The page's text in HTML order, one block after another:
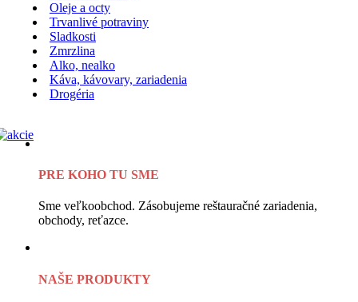
Oleje a octy
Trvanlivé potraviny
Sladkosti
Zmrzlina
Alko, nealko
Káva, kávovary, zariadenia
Drogéria
PRE KOHO TU SME
Sme veľkoobchod. Zásobujeme reštauračné zariadenia,
obchody, reťazce.
NAŠE PRODUKTY